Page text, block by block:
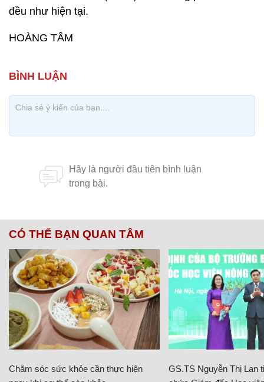
đều như hiện tại.
HOÀNG TÂM
CÓ THỂ BẠN QUAN TÂM
Chăm sóc sức khỏe cần thực hiện
GS.TS Nguyễn Thị Lan